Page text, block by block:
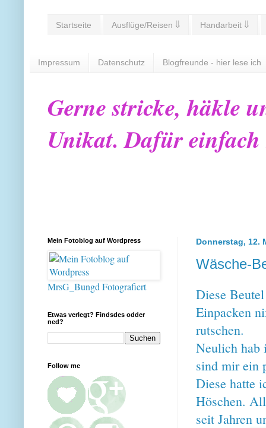
Startseite Ausflüge/Reisen ⇓ Handarbeit ⇓
Impressum Datenschutz Blogfreunde - hier lese ich
Gerne stricke, häkle
Unikat. Dafür
Donnerstag, 12.
Wäsche-
Diese
Einpacken
rutschen.
Neulich hab
sind mir ein
Diese hatte
Höschen.
seit Jahren
Mein Fotoblog auf Wordpress
MrsG_Bungd Fotografiert
Etwas verlegt? Findsdes odder
ned?
Follow me